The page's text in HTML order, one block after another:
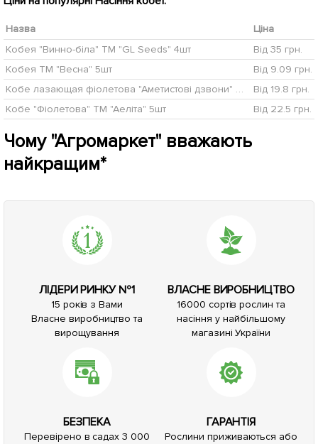
Назва
Ціна
Кобея "Винно-біла" ТМ "GL Seeds" 4шт
Від 35 грн.
Кобея ТМ "Весна" 5шт
Від 9.09 грн.
Кобе лазающая фіолетова "Аметистові дзвони" ТМ "Аеліта" 0.3г
Від 19.8 грн.
Кобе "Фіолетова" ТМ "Аеліта" 5шт
Від 22.5 грн.
Чому "Агромаркет" вважають
найкращим*
ЛІДЕРИ РИНКУ №1
15 років з Вами
Власне виробництво та
вирощування
ВЛАСНЕ ВИРОБНИЦТВО
16000 сортів рослин та
насіння у найбільшому
магазині України
БЕЗПЕКА
Перевірено в садах 3 000
ГАРАНТІЯ
Рослини приживаються або